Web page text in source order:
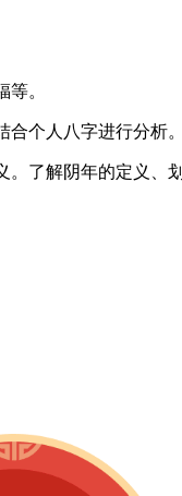
。
个人八字进行分析。
了解阴年的定义